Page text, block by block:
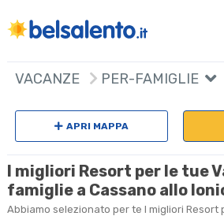
VACANZE PER-FAMIGLIE
APRI MAPPA
I migliori Resort per le tue
famiglie a Cassano allo
Abbiamo selezionato per te I migliori Resort